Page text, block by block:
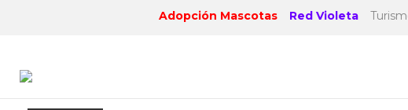
Adopción Mascotas Red Violeta